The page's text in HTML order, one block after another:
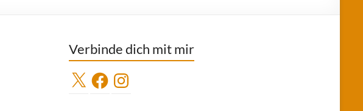
Verbinde dich mit mir
X FacebookInstagram